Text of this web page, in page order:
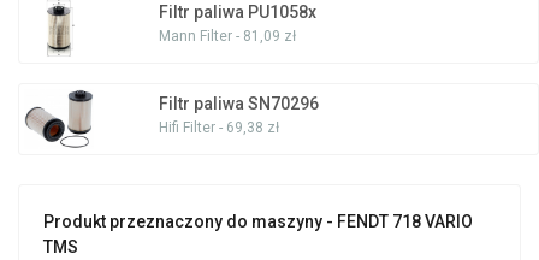
Filtr paliwa PU1058x
Mann Filter - 81,09 zł
Filtr paliwa SN70296
Hifi Filter - 69,38 zł
Produkt przeznaczony do maszyny - FENDT 718 VARIO
TMS